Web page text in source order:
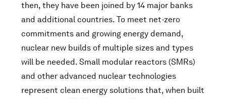
then, they have been joined by 14 major banks
and additional countries. To meet net-zero
commitments and growing energy demand,
nuclear new builds of multiple sizes and types
will be needed. Small modular reactors (SMRs)
and other advanced nuclear technologies
represent clean energy solutions that, when built